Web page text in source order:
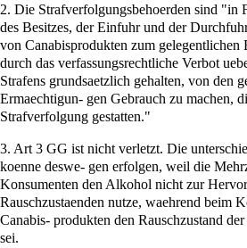
2. Die Strafverfolgungsbehoerden sind "in
des Besitzes, der Einfuhr und der
von Canabisprodukten zum gelegentlichen
durch das verfassungsrechtliche Verbot
Strafens grundsaetzlich gehalten, von den
Ermaechtigun- gen Gebrauch zu machen,
Strafverfolgung gestatten."
3. Art 3 GG ist nicht verletzt. Die
koenne deswe- gen erfolgen, weil die
Konsumenten den Alkohol nicht zur
Rauschzustaenden nutze, waehrend beim
Canabis- produkten den Rauschzustand
sei.